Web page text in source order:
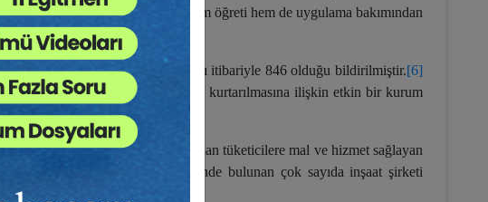
bırakmıştır. Bu bağlamda, hem öğreti hem de uygulama bakımından
borçlu sayısının 2018 Aralık ayı itibariyle 846 olduğu bildirilmiştir.[6]
finansal güçlük yaşayan şirketlerin kurtarılmasına ilişkin etkin bir kurum
sağlayan şirketler değil; doğrudan tüketicilere mal ve hizmet sağlayan
sebebiyle konkordato talebinde bulunan çok sayıda inşaat şirketi